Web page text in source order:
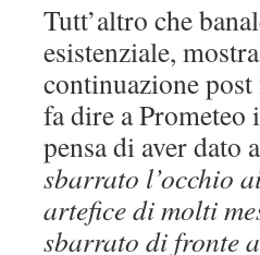
Tutt’altro che
esistenziale,
continuazione
fa dire a Prometeo
pensa di aver
sbarrato l’occhio
artefice di molti
sbarrato di fronte